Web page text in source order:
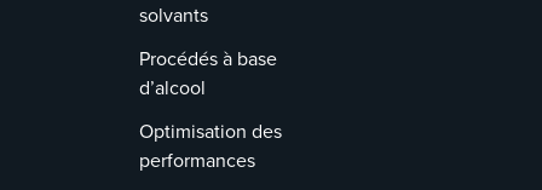
solvants
Procédés à base
d’alcool
Optimisation des
performances